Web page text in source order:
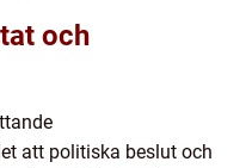
och
att politiska beslut och